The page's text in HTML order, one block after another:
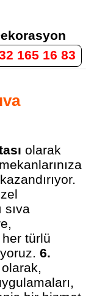
165 16 83
olarak
sıva
türlü
6.
olarak,